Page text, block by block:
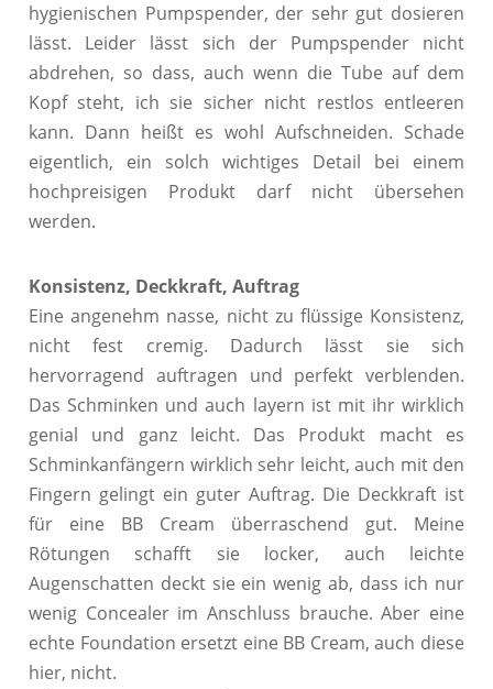
hygienischen Pumpspender, der sehr gut dosieren
lässt. Leider lässt sich der Pumpspender nicht
abdrehen, so dass, auch wenn die Tube auf dem
Kopf steht, ich sie sicher nicht restlos entleeren
kann. Dann heißt es wohl Aufschneiden. Schade
eigentlich, ein solch wichtiges Detail bei einem
hochpreisigen Produkt darf nicht übersehen
werden.
Konsistenz, Deckkraft, Auftrag
Eine angenehm nasse, nicht zu flüssige Konsistenz,
nicht fest cremig. Dadurch lässt sie sich
hervorragend auftragen und perfekt verblenden.
Das Schminken und auch layern ist mit ihr wirklich
genial und ganz leicht. Das Produkt macht es
Schminkanfängern wirklich sehr leicht, auch mit den
Fingern gelingt ein guter Auftrag. Die Deckkraft ist
für eine BB Cream überraschend gut. Meine
Rötungen schafft sie locker, auch leichte
Augenschatten deckt sie ein wenig ab, dass ich nur
wenig Concealer im Anschluss brauche. Aber eine
echte Foundation ersetzt eine BB Cream, auch diese
hier, nicht.